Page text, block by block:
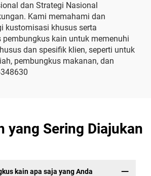
dan Strategi Nasional
Kami memahami dan
kustomisasi khusus serta
pembungkus kain untuk memenuhi
dan spesifik klien, seperti untuk
pembungkus makanan, dan
yang Sering Diajukan
kain apa saja yang Anda